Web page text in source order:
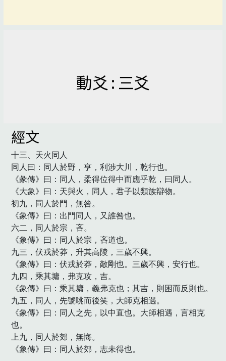
動爻 : 三爻
經文
十三、天火同人
同人曰：同人於野，亨，利涉大川，乾行也。
《彖傳》曰：同人，柔得位得中而應乎乾，曰同人。
《大象》曰：天與火，同人，君子以類族辯物。
初九，同人於門，無咎。
《象傳》曰：出門同人，又誰咎也。
六二，同人於宗，吝。
《象傳》曰：同人於宗，吝道也。
九三，伏戎於莽，升其高陵，三歲不興。
《象傳》曰：伏戎於莽，敵剛也。三歲不興，安行也。
九四，乘其墉，弗克攻，吉。
《象傳》曰：乘其墉，義弗克也；其吉，則困而反則也。
九五，同人，先號咷而後笑，大師克相遇。
《象傳》曰：同人之先，以中直也。大師相遇，言相克
也。
上九，同人於郊，無悔。
《象傳》曰：同人於郊，志未得也。